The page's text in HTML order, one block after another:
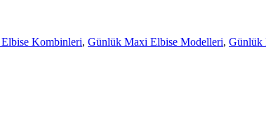
Kombinleri, Günlük Maxi Elbise Modelleri, Günlük